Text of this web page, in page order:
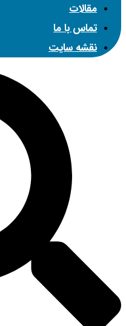
مقالات
تماس با ما
نقشه سایت